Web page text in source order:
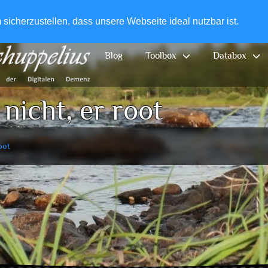
dass unsere Webseite ideal nutzbar ist.
Blog Toolbox Databox
er root